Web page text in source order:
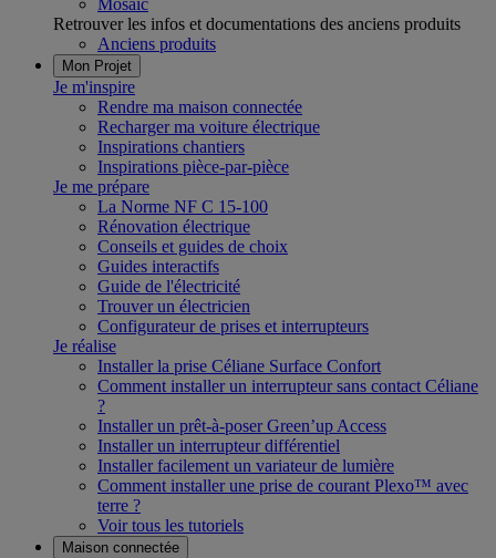
Mosaic
Retrouver les infos et documentations des anciens produits
Anciens produits
Mon Projet
Je m'inspire
Rendre ma maison connectée
Recharger ma voiture électrique
Inspirations chantiers
Inspirations pièce-par-pièce
Je me prépare
La Norme NF C 15-100
Rénovation électrique
Conseils et guides de choix
Guides interactifs
Guide de l'électricité
Trouver un électricien
Configurateur de prises et interrupteurs
Je réalise
Installer la prise Céliane Surface Confort
Comment installer un interrupteur sans contact Céliane
?
Installer un prêt-à-poser Green’up Access
Installer un interrupteur différentiel
Installer facilement un variateur de lumière
Comment installer une prise de courant Plexo™ avec
terre ?
Voir tous les tutoriels
Maison connectée